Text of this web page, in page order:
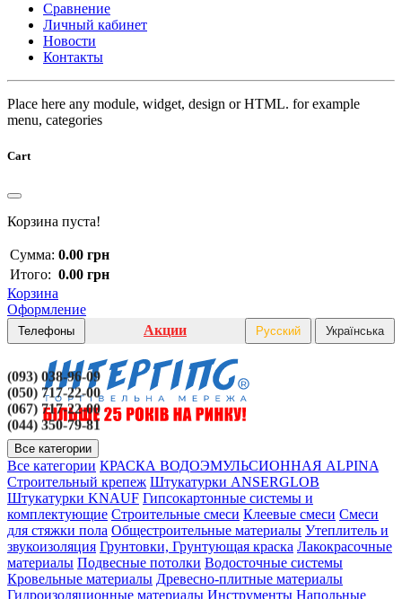
Сравнение
Личный кабинет
Новости
Контакты
Place here any module, widget, design or HTML. for example
menu, categories
Cart
Корзина пуста!
Сумма: 0.00 грн
Итого: 0.00 грн
Корзина
Оформление
Телефоны
(093) 038-96-09
(050) 717-22-00
(067) 717-22-00
(044) 350-79-81
Акции Русский Українська
Все категории
Все категории КРАСКА ВОДОЭМУЛЬСИОННАЯ ALPINA
Строительный крепеж Штукатурки ANSERGLOB
Штукатурки KNAUF Гипсокартонные системы и
комплектующие Строительные смеси Клеевые смеси Смеси
для стяжки пола Общестроительные материалы Утеплитель и
звукоизоляция Грунтовки, Грунтующая краска Лакокрасочные
материалы Подвесные потолки Водосточные системы
Кровельные материалы Древесно-плитные материалы
Гидроизоляционные материалы Инструменты Напольные